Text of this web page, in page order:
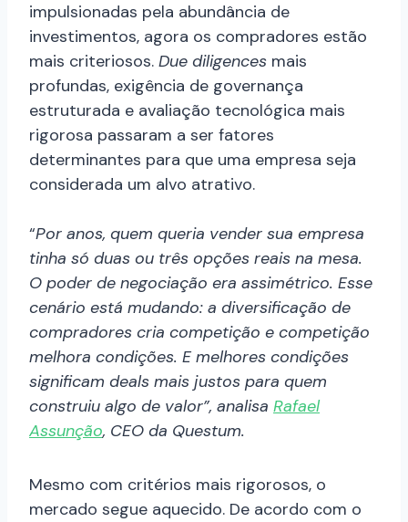
impulsionadas pela abundância de
investimentos, agora os compradores estão
mais criteriosos. Due diligences mais
profundas, exigência de governança
estruturada e avaliação tecnológica mais
rigorosa passaram a ser fatores
determinantes para que uma empresa seja
considerada um alvo atrativo.
“Por anos, quem queria vender sua empresa
tinha só duas ou três opções reais na mesa.
O poder de negociação era assimétrico. Esse
cenário está mudando: a diversificação de
compradores cria competição e competição
melhora condições. E melhores condições
significam deals mais justos para quem
construiu algo de valor”, analisa Rafael
Assunção, CEO da Questum.
Mesmo com critérios mais rigorosos, o
mercado segue aquecido. De acordo com o